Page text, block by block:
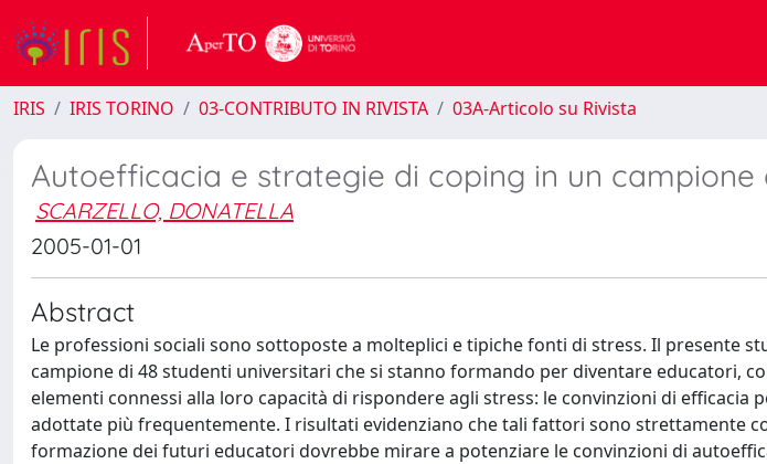
IRIS IRIS TORINO 03-CONTRIBUTO IN RIVISTA 03A-Articolo su Rivista
Autoefficacia e strategie di coping in un
SCARZELLO, DONATELLA
2005-01-01
Abstract
Le professioni sociali sono sottoposte a molteplici e tipiche fonti di stress. Il presente
campione di 48 studenti universitari che si stanno formando per diventare educatori,
elementi connessi alla loro capacità di rispondere agli stress: le convinzioni di efficacia
adottate più frequentemente. I risultati evidenziano che tali fattori sono strettamente
formazione dei futuri educatori dovrebbe mirare a potenziare le convinzioni di